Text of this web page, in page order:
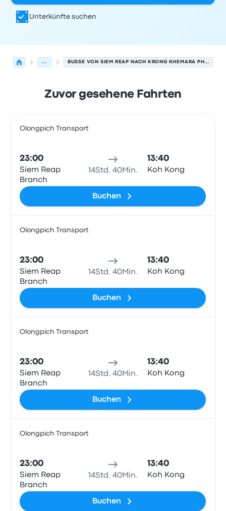
Unterkünfte suchen
... BUSSE VON SIEM REAP NACH KRONG KHEMARA PHOUMIN
Zuvor gesehene Fahrten
Olongpich Transport
23:00
Siem Reap
Branch
14Std. 40Min.
13:40
Koh Kong
Buchen
Olongpich Transport
23:00
Siem Reap
Branch
14Std. 40Min.
13:40
Koh Kong
Buchen
Olongpich Transport
23:00
Siem Reap
Branch
14Std. 40Min.
13:40
Koh Kong
Buchen
Olongpich Transport
23:00
Siem Reap
Branch
14Std. 40Min.
13:40
Koh Kong
Buchen